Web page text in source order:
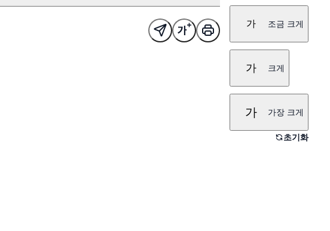
가 조금 크게
가 크게
가 가장 크게
초기화